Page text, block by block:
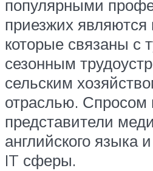
популярными
приезжих являются
которые связаны с
сезонным
сельским
отраслью. Спросом
представители
английского языка
IT сферы.